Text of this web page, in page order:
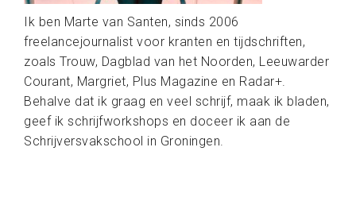
Ik ben Marte van Santen, sinds 2006
freelancejournalist voor kranten en tijdschriften,
zoals Trouw, Dagblad van het Noorden, Leeuwarder
Courant, Margriet, Plus Magazine en Radar+.
Behalve dat ik graag en veel schrijf, maak ik bladen,
geef ik schrijfworkshops en doceer ik aan de
Schrijversvakschool in Groningen.